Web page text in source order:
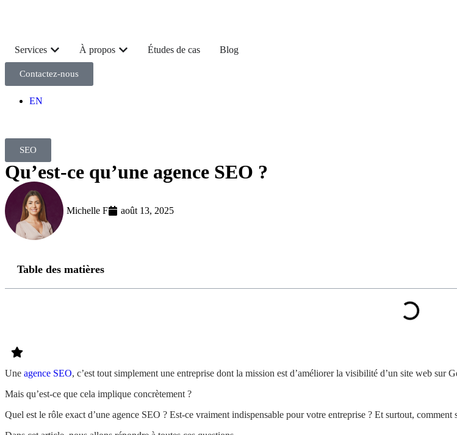
Services À propos Études de cas Blog
Contactez-nous
EN
SEO
Qu’est-ce qu’une agence SEO ?
Michelle F août 13, 2025
Table des matières
Une agence SEO, c’est tout simplement une entreprise dont la mission est d’améliorer la visibilité d’un site web sur
Mais qu’est-ce que cela implique concrètement ?
Quel est le rôle exact d’une agence SEO ? Est-ce vraiment indispensable pour votre entreprise ? Et surtout,